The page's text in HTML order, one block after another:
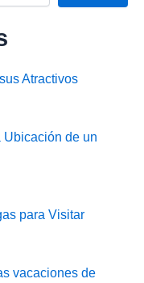
Atractivos
de un
para Visitar
vacaciones de